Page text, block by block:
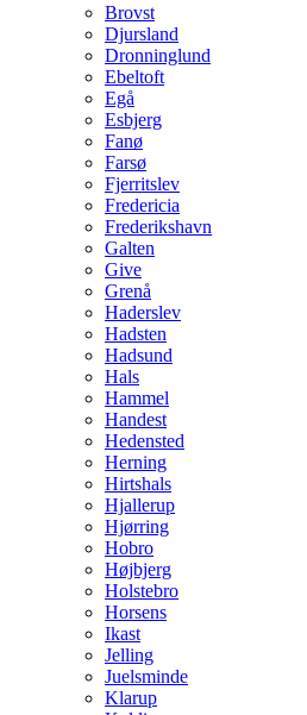
Brovst
Djursland
Dronninglund
Ebeltoft
Egå
Esbjerg
Fanø
Farsø
Fjerritslev
Fredericia
Frederikshavn
Galten
Give
Grenå
Haderslev
Hadsten
Hadsund
Hals
Hammel
Handest
Hedensted
Herning
Hirtshals
Hjallerup
Hjørring
Hobro
Højbjerg
Holstebro
Horsens
Ikast
Jelling
Juelsminde
Klarup